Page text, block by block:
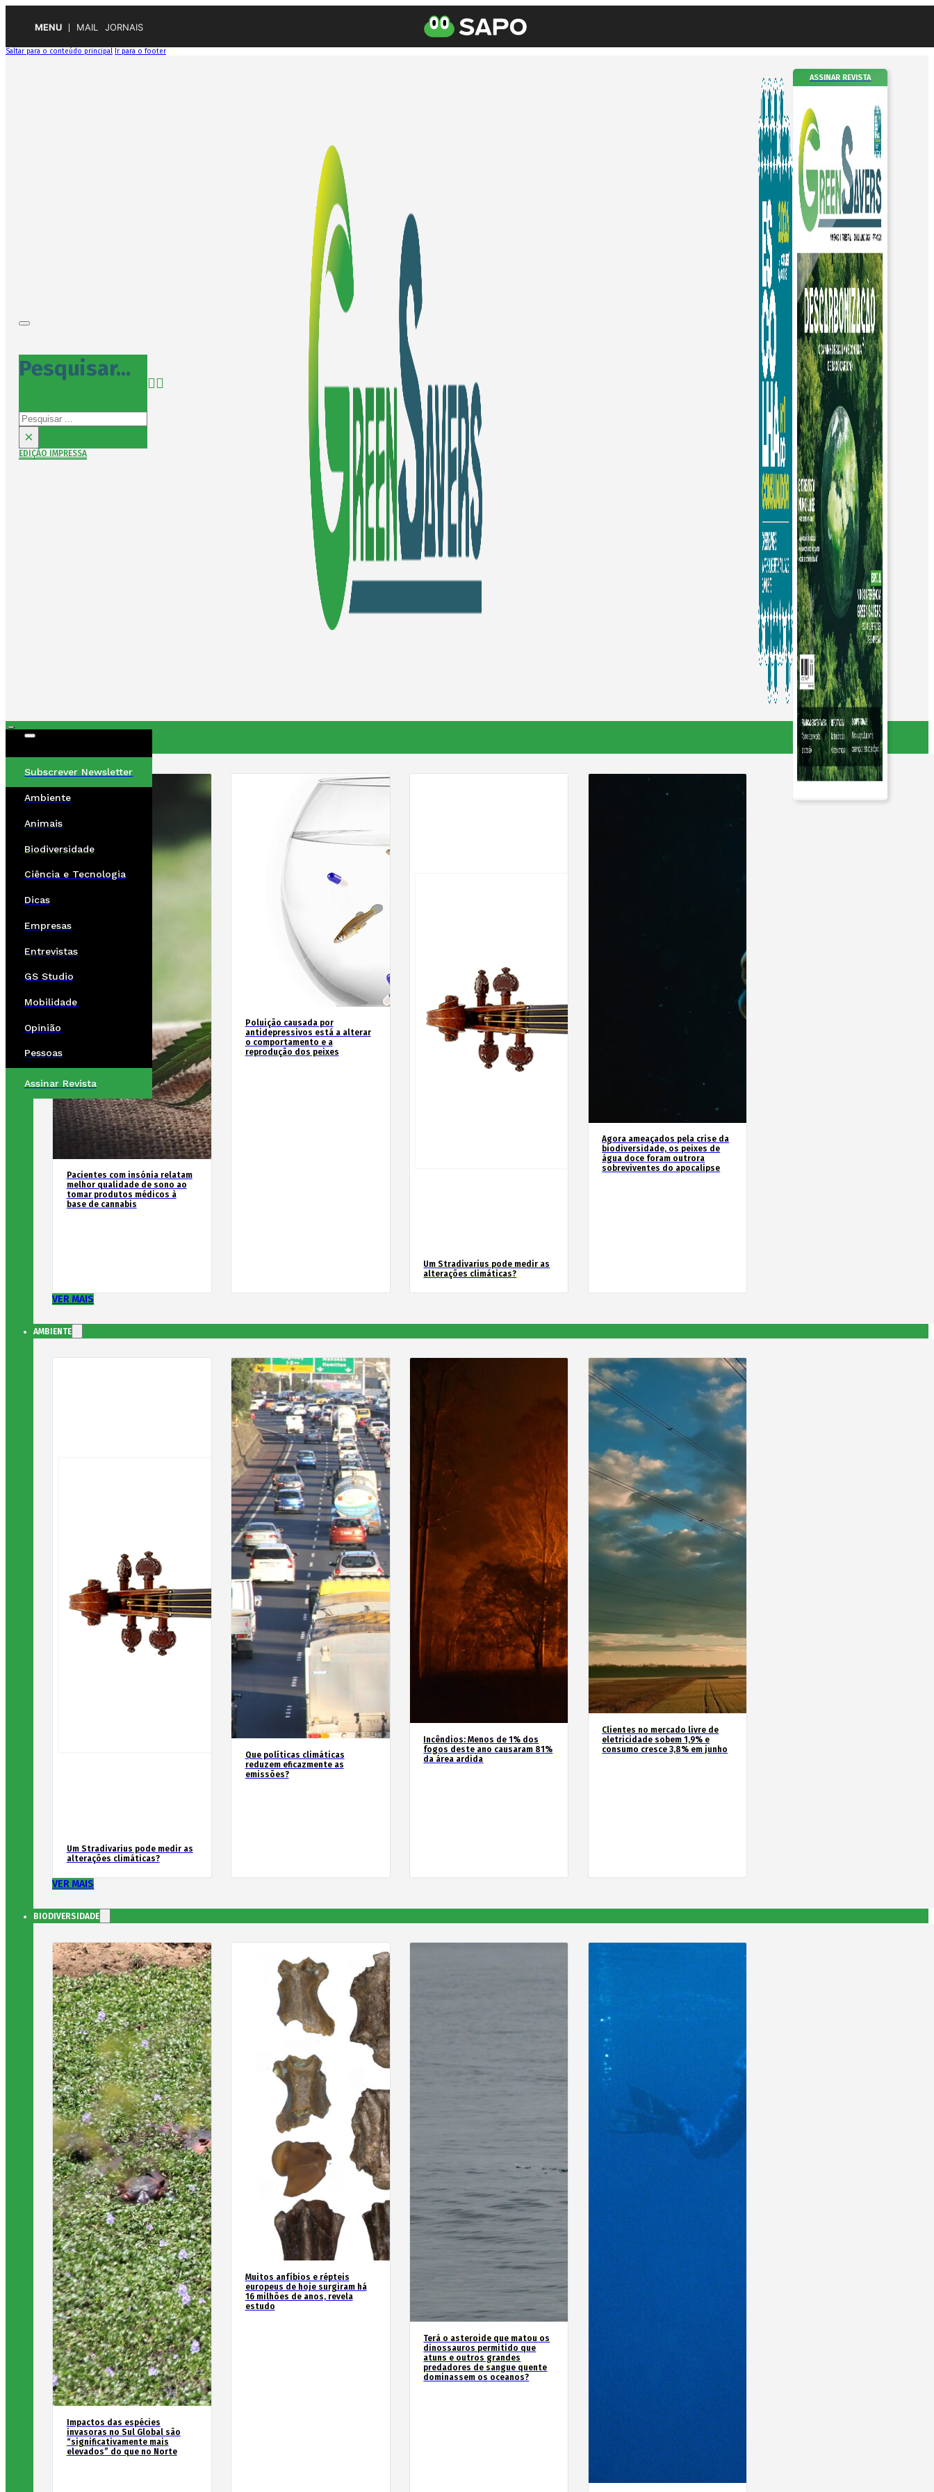
MENU MAIL JORNAIS
Saltar para o conteúdo principal Ir para o footer
Pesquisar...
Pesquisar
×
EDIÇÃO IMPRESSA
ASSINAR REVISTA
Subscrever Newsletter
Ambiente
Animais
Biodiversidade
Ciência e Tecnologia
Dicas
Empresas
Entrevistas
GS Studio
Mobilidade
Opinião
Pessoas
Assinar Revista
Pacientes com insónia relatam
melhor qualidade de sono ao
tomar produtos médicos à
base de cannabis
Poluição causada por
antidepressivos está a alterar
o comportamento e a
reprodução dos peixes
Um Stradivarius pode medir as
alterações climáticas?
Agora ameaçados pela crise da
biodiversidade, os peixes de
água doce foram outrora
sobreviventes do apocalipse
VER MAIS
AMBIENTE
Um Stradivarius pode medir as
alterações climáticas?
Que políticas climáticas
reduzem eficazmente as
emissões?
Incêndios: Menos de 1% dos
fogos deste ano causaram 81%
da área ardida
Clientes no mercado livre de
eletricidade sobem 1,9% e
consumo cresce 3,8% em junho
VER MAIS
BIODIVERSIDADE
Impactos das espécies
invasoras no Sul Global são
“significativamente mais
elevados” do que no Norte
Muitos anfíbios e répteis
europeus de hoje surgiram há
16 milhões de anos, revela
estudo
Terá o asteroide que matou os
dinossauros permitido que
atuns e outros grandes
predadores de sangue quente
dominassem os oceanos?